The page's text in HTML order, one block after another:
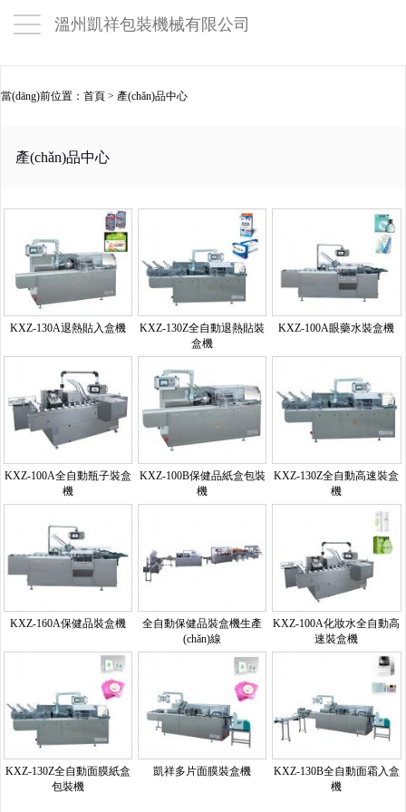
溫州凱祥包裝機械有限公司
當(dāng)前位置： 首頁 > 產(chǎn)品中心
產(chǎn)品中心
KXZ-130A退熱貼入盒機
KXZ-130Z全自動退熱貼裝
盒機
KXZ-100A眼藥水裝盒機
KXZ-100A全自動瓶子裝盒
機
KXZ-100B保健品紙盒包裝
機
KXZ-130Z全自動高速裝盒
機
KXZ-160A保健品裝盒機
全自動保健品裝盒機生產
(chǎn)線
KXZ-100A化妝水全自動高
速裝盒機
KXZ-130Z全自動面膜紙盒
包裝機
凱祥多片面膜裝盒機
KXZ-130B全自動面霜入盒
機